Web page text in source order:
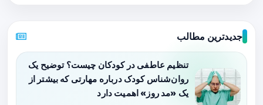
جدیدترین مطالب
تنظیم عاطفی در کودکان چیست؟ توضیح یک
روان‌شناس کودک درباره مهارتی که بیشتر از
یک «مد روز» اهمیت دارد